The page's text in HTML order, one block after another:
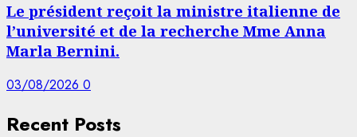
Le président reçoit la ministre italienne de
l’université et de la recherche Mme Anna
Marla Bernini.
03/08/2026 0
Recent Posts